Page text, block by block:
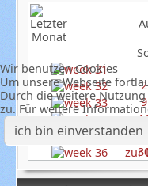
2
9
23
Wir benutzen Cookies
Um unsere Webseite
Durch die weitere
zu. Für weitere
ich bin einverstanden
zur